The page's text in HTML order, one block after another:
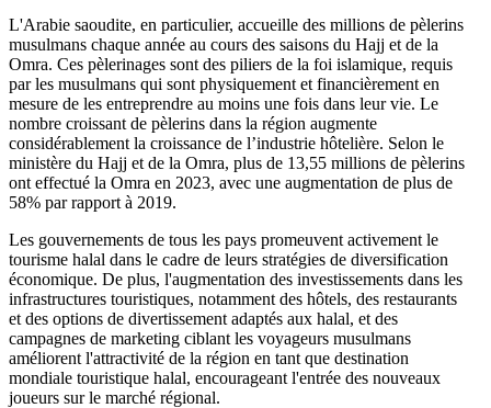
L'Arabie saoudite, en particulier, accueille des millions de pèlerins
musulmans chaque année au cours des saisons du Hajj et de la
Omra. Ces pèlerinages sont des piliers de la foi islamique, requis
par les musulmans qui sont physiquement et financièrement en
mesure de les entreprendre au moins une fois dans leur vie. Le
nombre croissant de pèlerins dans la région augmente
considérablement la croissance de l’industrie hôtelière. Selon le
ministère du Hajj et de la Omra, plus de 13,55 millions de pèlerins
ont effectué la Omra en 2023, avec une augmentation de plus de
58% par rapport à 2019.
Les gouvernements de tous les pays promeuvent activement le
tourisme halal dans le cadre de leurs stratégies de diversification
économique. De plus, l'augmentation des investissements dans les
infrastructures touristiques, notamment des hôtels, des restaurants
et des options de divertissement adaptés aux halal, et des
campagnes de marketing ciblant les voyageurs musulmans
améliorent l'attractivité de la région en tant que destination
mondiale touristique halal, encourageant l'entrée des nouveaux
joueurs sur le marché régional.